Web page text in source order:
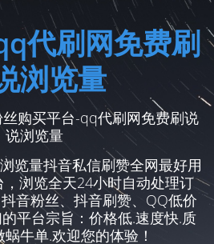
代刷网免费刷
浏览量
购买平台-qq代刷网免费刷说
说浏览量
览量抖音私信刷赞全网最好用
浏览全天24小时自动处理订
音粉丝、抖音刷赞、QQ低价
平台宗旨：价格低.速度快.质
牛单.欢迎您的体验！